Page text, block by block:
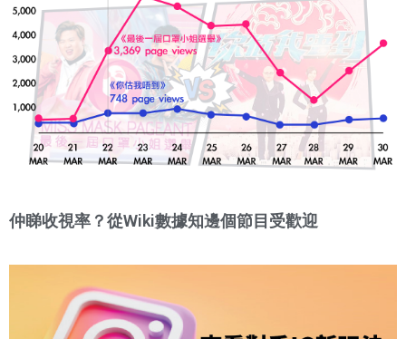
仲睇收視率？從Wiki數據知邊個節目受歡迎